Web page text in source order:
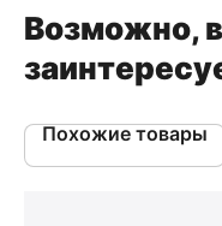
Возможно,
Похожие товары